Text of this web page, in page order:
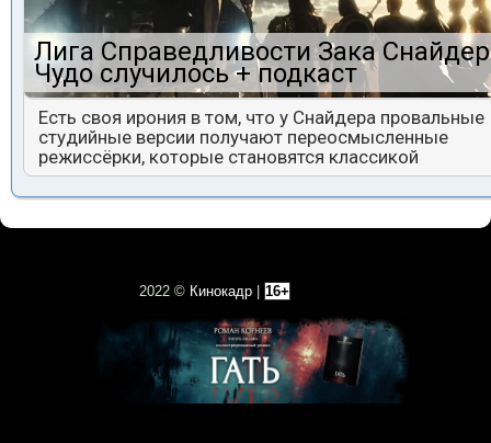
Лига Справедливости Зака
Чудо случилось + подкаст
Есть своя ирония в том, что у Снайдера провальные
студийные версии получают переосмысленные
режиссёрки, которые становятся классикой
2022 © Кинокадр 16+